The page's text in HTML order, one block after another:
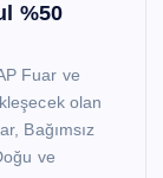
%50
Fuar ve
olan
Bağımsız
ve